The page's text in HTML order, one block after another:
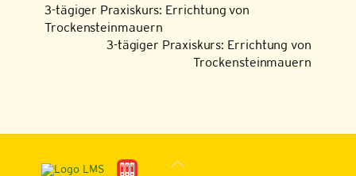
3-tägiger Praxiskurs: Errichtung von
Trockensteinmauern
3-tägiger Praxiskurs: Errichtung von
Trockensteinmauern
Back